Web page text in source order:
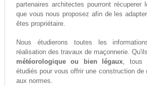
partenaires architectes pourront
que vous nous proposez afin de les
êtes propriétaire.
Nous étudierons toutes les
réalisation des travaux de maçonnerie.
météorologique ou bien légaux, tous
étudiés pour vous offrir une construction de
aux normes.